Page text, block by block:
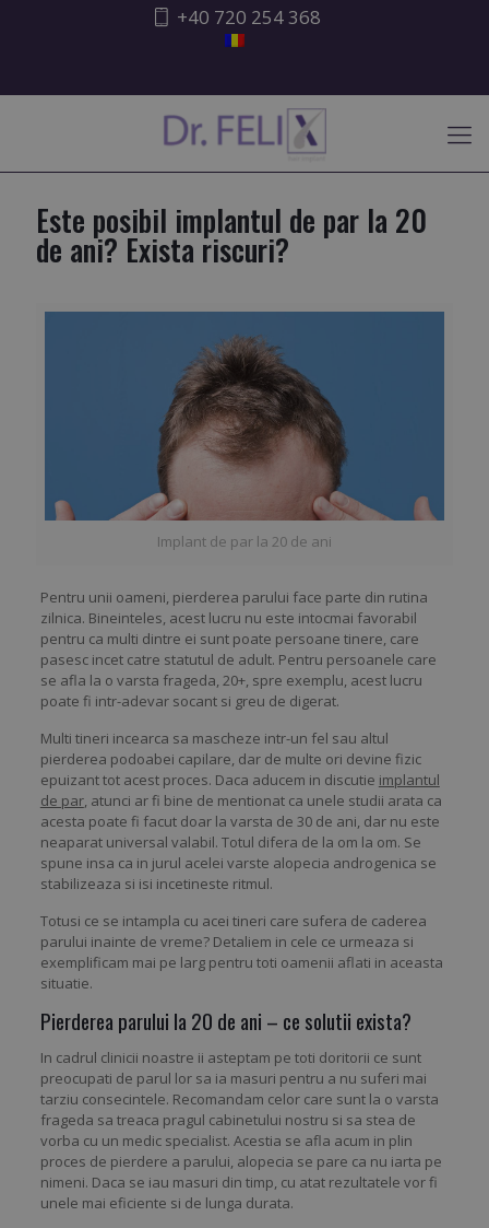
+40 720 254 368
Este posibil implantul de par la 20
de ani? Exista riscuri?
Implant de par la 20 de ani
Pentru unii oameni, pierderea parului face parte din rutina
zilnica. Bineinteles, acest lucru nu este intocmai favorabil
pentru ca multi dintre ei sunt poate persoane tinere, care
pasesc incet catre statutul de adult. Pentru persoanele care
se afla la o varsta frageda, 20+, spre exemplu, acest lucru
poate fi intr-adevar socant si greu de digerat.
Multi tineri incearca sa mascheze intr-un fel sau altul
pierderea podoabei capilare, dar de multe ori devine fizic
epuizant tot acest proces. Daca aducem in discutie implantul
de par, atunci ar fi bine de mentionat ca unele studii arata ca
acesta poate fi facut doar la varsta de 30 de ani, dar nu este
neaparat universal valabil. Totul difera de la om la om. Se
spune insa ca in jurul acelei varste alopecia androgenica se
stabilizeaza si isi incetineste ritmul.
Totusi ce se intampla cu acei tineri care sufera de caderea
parului inainte de vreme? Detaliem in cele ce urmeaza si
exemplificam mai pe larg pentru toti oamenii aflati in aceasta
situatie.
Pierderea parului la 20 de ani – ce solutii exista?
In cadrul clinicii noastre ii asteptam pe toti doritorii ce sunt
preocupati de parul lor sa ia masuri pentru a nu suferi mai
tarziu consecintele. Recomandam celor care sunt la o varsta
frageda sa treaca pragul cabinetului nostru si sa stea de
vorba cu un medic specialist. Acestia se afla acum in plin
proces de pierdere a parului, alopecia se pare ca nu iarta pe
nimeni. Daca se iau masuri din timp, cu atat rezultatele vor fi
unele mai eficiente si de lunga durata.